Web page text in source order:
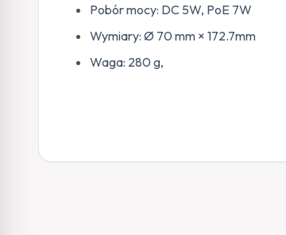
Pobór mocy: DC 5W, PoE 7W
Wymiary: Ø 70 mm × 172.7mm
Waga: 280 g,